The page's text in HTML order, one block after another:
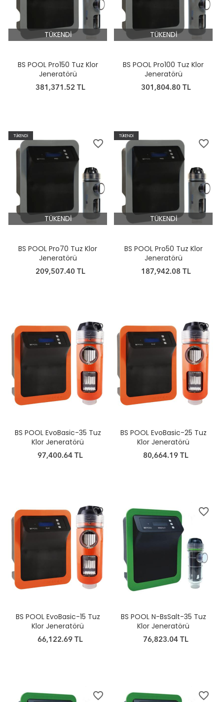
TÜKENDİ
BS POOL Pro150 Tuz Klor
Jeneratörü
381,371.52 TL
TÜKENDİ
BS POOL Pro100 Tuz Klor
Jeneratörü
301,804.80 TL
TÜKENDİ
favorite_border
TÜKENDİ
BS POOL Pro70 Tuz Klor
Jeneratörü
209,507.40 TL
TÜKENDİ
favorite_border
TÜKENDİ
BS POOL Pro50 Tuz Klor
Jeneratörü
187,942.08 TL
favorite_border
BS POOL EvoBasic-35 Tuz
Klor Jeneratörü
97,400.64 TL
favorite_border
BS POOL EvoBasic-25 Tuz
Klor Jeneratörü
80,664.19 TL
favorite_border
BS POOL EvoBasic-15 Tuz
Klor Jeneratörü
66,122.69 TL
favorite_border
BS POOL N-BsSalt-35 Tuz
Klor Jeneratörü
76,823.04 TL
favorite_border favorite_border